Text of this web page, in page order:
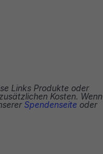
Links Produkte oder
Kosten. Wenn
Spendenseite oder